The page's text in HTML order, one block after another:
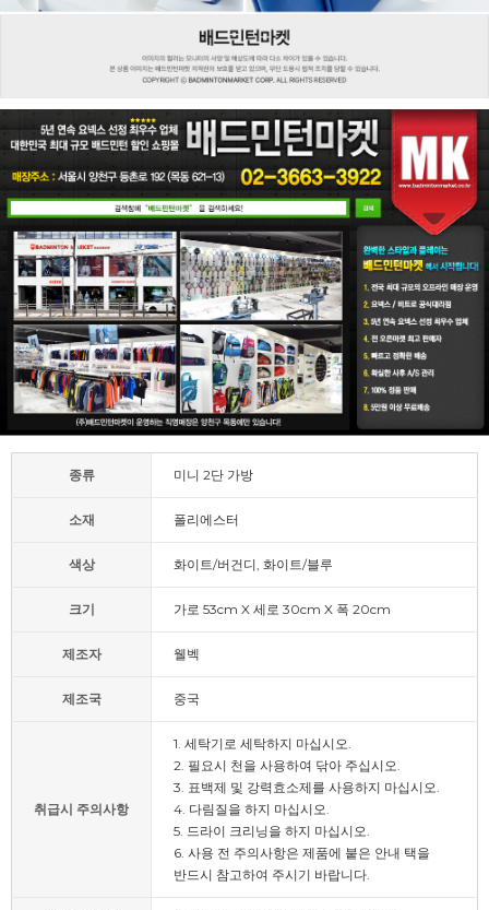
종류 미니 2단 가방
소재 폴리에스터
색상 화이트/버건디, 화이트/블루
크기 가로 53cm X 세로 30cm X 폭 20cm
제조자 웰벡
제조국 중국
취급시 주의사항
1. 세탁기로 세탁하지 마십시오.
2. 필요시 천을 사용하여 닦아 주십시오.
3. 표백제 및 강력효소제를 사용하지 마십시오.
4. 다림질을 하지 마십시오.
5. 드라이 크리닝을 하지 마십시오.
6. 사용 전 주의사항은 제품에 붙은 안내 택을
반드시 참고하여 주시기 바랍니다.